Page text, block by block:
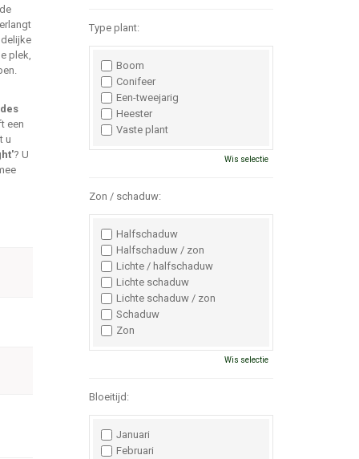
plek,
een
u
? U
Type plant:
Boom
Conifeer
Een-tweejarig
Heester
Vaste plant
Wis selectie
Zon / schaduw:
Halfschaduw
Halfschaduw / zon
Lichte / halfschaduw
Lichte schaduw
Lichte schaduw / zon
Schaduw
Zon
Wis selectie
Bloeitijd:
Januari
Februari